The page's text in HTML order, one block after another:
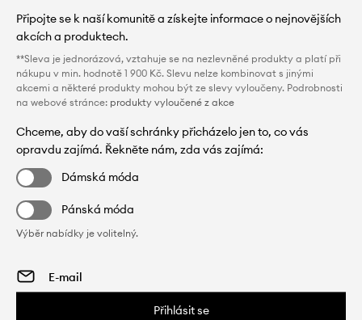
Připojte se k naší komunitě a získejte informace o nejnovějších
akcích a produktech.
**Sleva je jednorázová, vztahuje se na nezlevněné produkty a platí při
nákupu v min. hodnotě 1 900 Kč. Slevu nelze kombinovat s jinými
akcemi a některé produkty mohou být ze slevy vyloučeny. Podrobnosti
na webové stránce: produkty vyloučené z akce
Chceme, aby do vaší schránky přicházelo jen to, co vás
opravdu zajímá. Řekněte nám, zda vás zajímá:
Dámská móda
Pánská móda
Výběr nabídky je volitelný.
Přihlásit se